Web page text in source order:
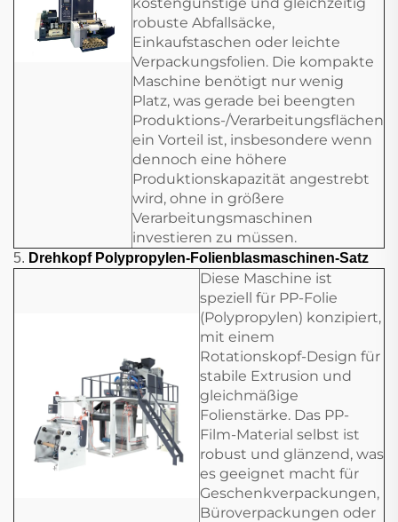
robuste Abfallsäcke,
Einkaufstaschen oder leichte
Verpackungsfolien. Die kompakte
Maschine benötigt nur wenig
Platz, was gerade bei beengten
Produktions-/Verarbeitungsflächen
ein Vorteil ist, insbesondere wenn
dennoch eine höhere
Produktionskapazität angestrebt
wird, ohne in größere
Verarbeitungsmaschinen
investieren zu müssen.
5. Drehkopf Polypropylen-Folienblasmaschinen-Satz
Diese Maschine ist
speziell für PP-Folie
(Polypropylen) konzipiert,
mit einem
Rotationskopf-Design für
stabile Extrusion und
gleichmäßige
Folienstärke. Das PP-
Film-Material selbst ist
robust und glänzend, was
es geeignet macht für
Geschenkverpackungen,
Büroverpackungen oder